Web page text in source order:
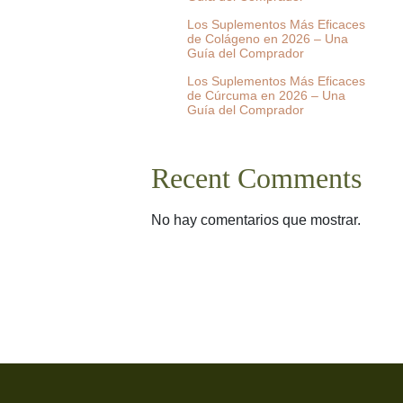
Los Suplementos Más Eficaces
de Colágeno en 2026 – Una
Guía del Comprador
Los Suplementos Más Eficaces
de Cúrcuma en 2026 – Una
Guía del Comprador
Recent Comments
No hay comentarios que mostrar.